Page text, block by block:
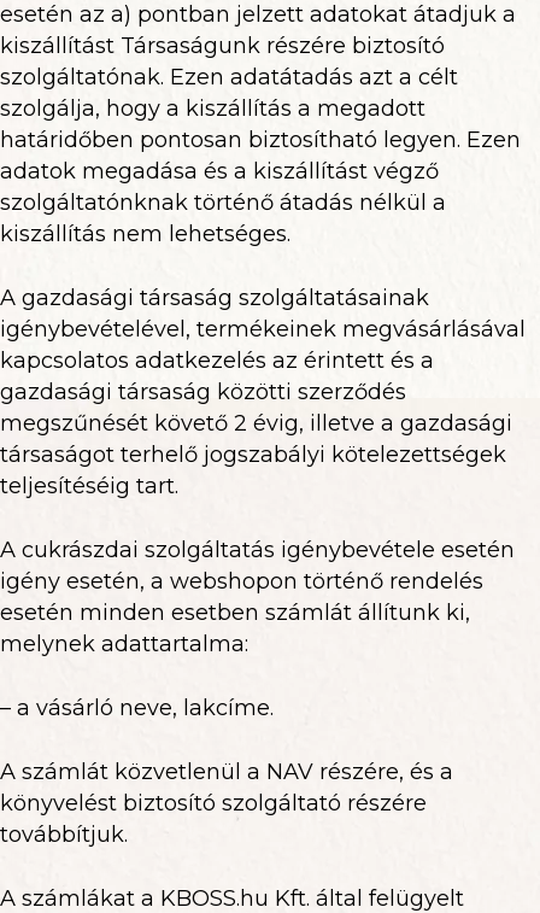
esetén az a) pontban jelzett adatokat átadjuk a
kiszállítást Társaságunk részére biztosító
szolgáltatónak. Ezen adatátadás azt a célt
szolgálja, hogy a kiszállítás a megadott
határidőben pontosan biztosítható legyen. Ezen
adatok megadása és a kiszállítást végző
szolgáltatónknak történő átadás nélkül a
kiszállítás nem lehetséges.
A gazdasági társaság szolgáltatásainak
igénybevételével, termékeinek megvásárlásával
kapcsolatos adatkezelés az érintett és a
gazdasági társaság közötti szerződés
megszűnését követő 2 évig, illetve a gazdasági
társaságot terhelő jogszabályi kötelezettségek
teljesítéséig tart.
A cukrászdai szolgáltatás igénybevétele esetén
igény esetén, a webshopon történő rendelés
esetén minden esetben számlát állítunk ki,
melynek adattartalma:
– a vásárló neve, lakcíme.
A számlát közvetlenül a NAV részére, és a
könyvelést biztosító szolgáltató részére
továbbítjuk.
A számlákat a KBOSS.hu Kft. által felügyelt